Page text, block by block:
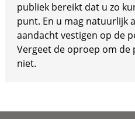
publiek bereikt dat u zo
punt. En u mag natuurlijk
aandacht vestigen op de
Vergeet de oproep om
niet.